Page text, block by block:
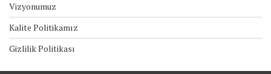
Vizyonumuz
Kalite Politikamız
Gizlilik Politikası